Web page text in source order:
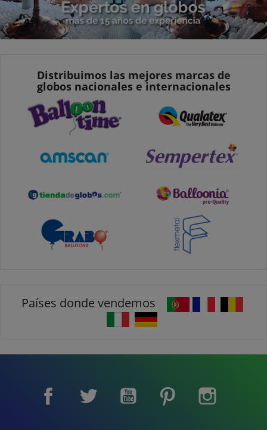
Distribuimos las mejores marcas de
globos nacionales e internacionales
Países donde vendemos
Facebook Twitter YouTube Pinterest